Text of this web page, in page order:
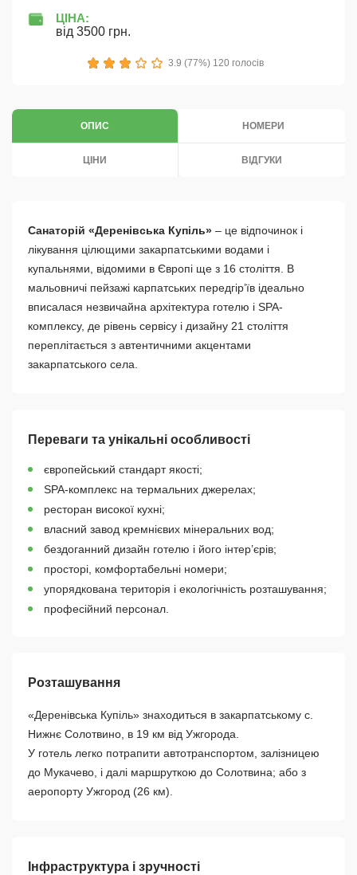
ЦІНА:
від 3500 грн.
1 2 3 4 5 3.9 (77%) 120 голосів
ОПИС НОМЕРИ
ЦІНИ ВІДГУКИ
Санаторій «Деренівська Купіль» – це відпочинок і
лікування цілющими закарпатськими водами і
купальнями, відомими в Європі ще з 16 століття. В
мальовничі пейзажі карпатських передгір’їв ідеально
вписалася незвичайна архітектура готелю і SPA-
комплексу, де рівень сервісу і дизайну 21 століття
переплітається з автентичними акцентами
закарпатського села.
Переваги та унікальні особливості
європейський стандарт якості;
SPA-комплекс на термальних джерелах;
ресторан високої кухні;
власний завод кремнієвих мінеральних вод;
бездоганний дизайн готелю і його інтер’єрів;
просторі, комфортабельні номери;
упорядкована територія і екологічність розташування;
професійний персонал.
Розташування
«Деренівська Купіль» знаходиться в закарпатському с.
Нижнє Солотвино, в 19 км від Ужгорода.
У готель легко потрапити автотранспортом, залізницею
до Мукачево, і далі маршруткою до Солотвина; або з
аеропорту Ужгород (26 км).
Інфраструктура і зручності